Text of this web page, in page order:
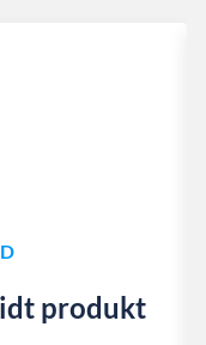
produkt